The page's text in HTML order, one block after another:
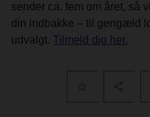
sender ca. fem om året, så
din indbakke – til gengæld
udvalgt. Tilmeld dig her.